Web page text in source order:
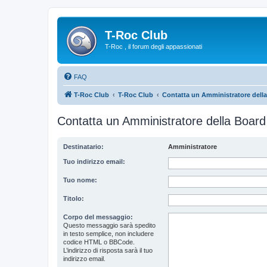
T-Roc Club
T-Roc , il forum degli appassionati
FAQ
T-Roc Club T-Roc Club Contatta un Amministratore
Contatta un Amministratore della Board
Destinatario: Amministratore
Tuo indirizzo email:
Tuo nome:
Titolo:
Corpo del messaggio:
Questo messaggio sarà spedito
in testo semplice, non includere
codice HTML o BBCode.
L’indirizzo di risposta sarà il tuo
indirizzo email.